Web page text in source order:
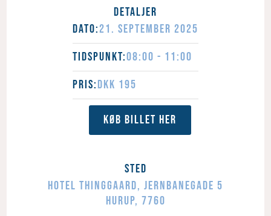
Detaljer
Dato:21. September 2025
Tidspunkt:08:00 - 11:00
Pris:DKK 195
Køb Billet Her
Sted
Hotel Thinggaard, Jernbanegade 5
Hurup, 7760